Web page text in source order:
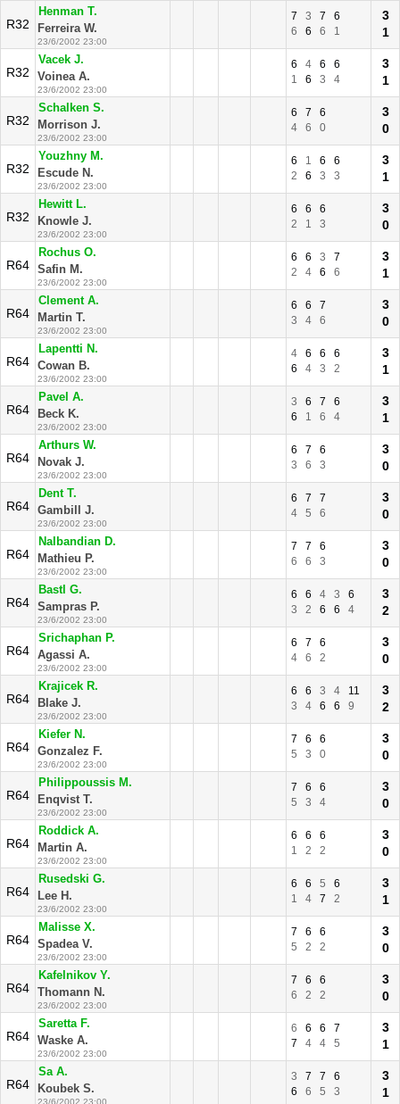
R32
Henman T.
Ferreira W.
23/6/2002 23:00
7 3 7
6
6
6 6 1
3
1
R32
Vacek J.
Voinea A.
23/6/2002 23:00
6 4 6
6
1
6 3 4
3
1
R32
Schalken S.
Morrison J.
23/6/2002 23:00
6 7
6
4
6 0
3
0
R32
Youzhny M.
Escude N.
23/6/2002 23:00
6 1 6
6
2
6 3 3
3
1
R32
Hewitt L.
Knowle J.
23/6/2002 23:00
6 6
6
2
1 3
3
0
R64
Rochus O.
Safin M.
23/6/2002 23:00
6 6 3
7
2
4 6 6
3
1
R64
Clement A.
Martin T.
23/6/2002 23:00
6 6
7
3
4 6
3
0
R64
Lapentti N.
Cowan B.
23/6/2002 23:00
4 6 6
6
6
4 3 2
3
1
R64
Pavel A.
Beck K.
23/6/2002 23:00
3 6 7
6
6
1 6 4
3
1
R64
Arthurs W.
Novak J.
23/6/2002 23:00
6 7
6
3
6 3
3
0
R64
Dent T.
Gambill J.
23/6/2002 23:00
6 7
7
4
5 6
3
0
R64
Nalbandian D.
Mathieu P.
23/6/2002 23:00
7 7
6
6
6 3
3
0
R64
Bastl G.
Sampras P.
23/6/2002 23:00
6 6 4 3
6
3
2 6 6 4
3
2
R64
Srichaphan P.
Agassi A.
23/6/2002 23:00
6 7
6
4
6 2
3
0
R64
Krajicek R.
Blake J.
23/6/2002 23:00
6 6 3 4
11
3
4 6 6 9
3
2
R64
Kiefer N.
Gonzalez F.
23/6/2002 23:00
7 6
6
5
3 0
3
0
R64
Philippoussis M.
Enqvist T.
23/6/2002 23:00
7 6
6
5
3 4
3
0
R64
Roddick A.
Martin A.
23/6/2002 23:00
6 6
6
1
2 2
3
0
R64
Rusedski G.
Lee H.
23/6/2002 23:00
6 6 5
6
1
4 7 2
3
1
R64
Malisse X.
Spadea V.
23/6/2002 23:00
7 6
6
5
2 2
3
0
R64
Kafelnikov Y.
Thomann N.
23/6/2002 23:00
7 6
6
6
2 2
3
0
R64
Saretta F.
Waske A.
23/6/2002 23:00
6 6 6
7
7
4 4 5
3
1
R64
Sa A.
Koubek S.
23/6/2002 23:00
3 7 7
6
6
6 5 3
3
1